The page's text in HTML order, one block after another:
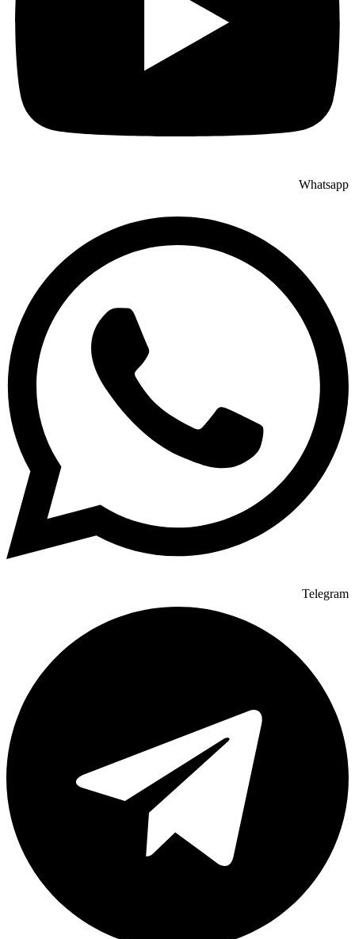
Whatsapp
Telegram